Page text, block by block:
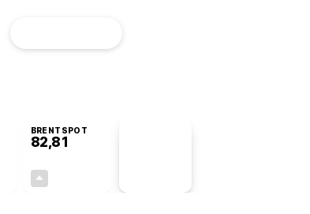
BRENTSPOT
82,81